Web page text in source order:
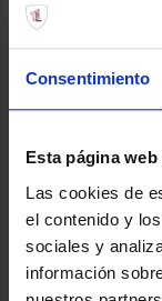
Consentimiento
Esta página
Las cookies de
el contenido y
sociales y
información